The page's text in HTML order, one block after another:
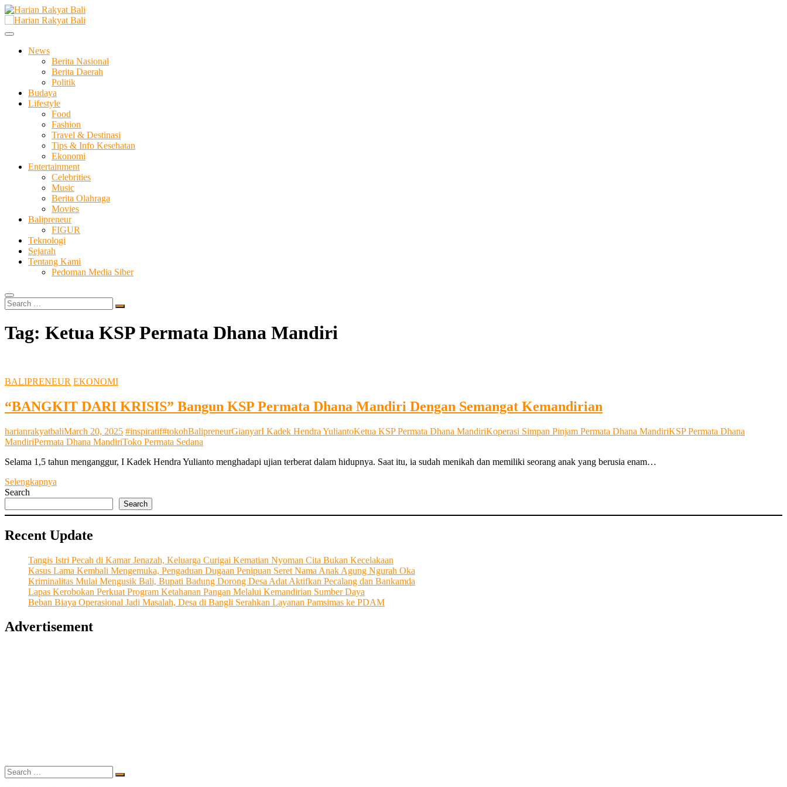
Skip
content
Harian Rakyat Bali
Membangun Semangat Kehidupan dan Berbangsa
News
Berita Nasional
Berita Daerah
Politik
Budaya
Lifestyle
Food
Fashion
Travel & Destinasi
Tips & Info Kesehatan
Ekonomi
Entertainment
Celebrities
Music
Berita Olahraga
Movies
Balipreneur
FIGUR
Teknologi
Sejarah
Tentang Kami
Pedoman Media Siber
Search
…
Tag: Ketua KSP Permata Dhana Mandiri
BALIPRENEUR EKONOMI
“BANGKIT DARI KRISIS” Bangun KSP Permata Dhana Mandiri Dengan Semangat Kemandirian
harianrakyatbaliMarch 20, 2025 #inspiratif#tokohBalipreneurGianyarI Kadek Hendra YuliantoKetua KSP Permata Dhana MandiriKoperasi Simpan Pinjam Permata Dhana MandiriKSP Permata Dhana
MandiriPermata Dhana MandiriToko Permata Sedana
Selama 1,5 tahun menganggur, I Kadek Hendra Yulianto menghadapi ujian terberat dalam hidupnya. Saat itu, ia sudah menikah dan memiliki seorang anak yang berusia enam…
Selengkapnya
Bangun
Permata
Dhana
Mandiri
Dengan
Semangat
Kemandirian
Search
Search
Recent Update
Tangis Istri Pecah di Kamar Jenazah, Keluarga Curigai Kematian Nyoman Cita Bukan Kecelakaan
Kasus Lama Kembali Mengemuka, Pengaduan Dugaan Penipuan Seret Nama Anak Agung Ngurah Oka
Kriminalitas Mulai Mengusik Bali, Bupati Badung Dorong Desa Adat Aktifkan Pecalang dan Bankamda
Lapas Kerobokan Perkuat Program Ketahanan Pangan Melalui Kemandirian Sumber Daya
Beban Biaya Operasional Jadi Masalah, Desa di Bangli Serahkan Layanan Pamsimas ke PDAM
Advertisement
Search
…